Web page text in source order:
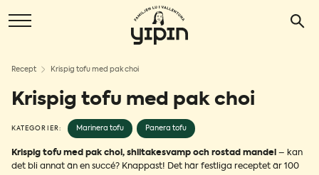
Recept Krispig tofu med pak choi
Krispig tofu med pak choi
KATEGORIER: Marinera tofu Panera tofu
Krispig tofu med pak choi, shiitakesvamp och rostad mandel – kan
det bli annat än en succé? Knappast! Det här festliga receptet är 100